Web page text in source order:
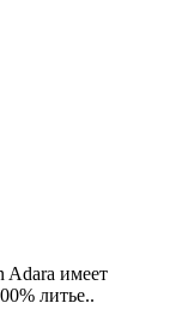
Adara имеет
литье..